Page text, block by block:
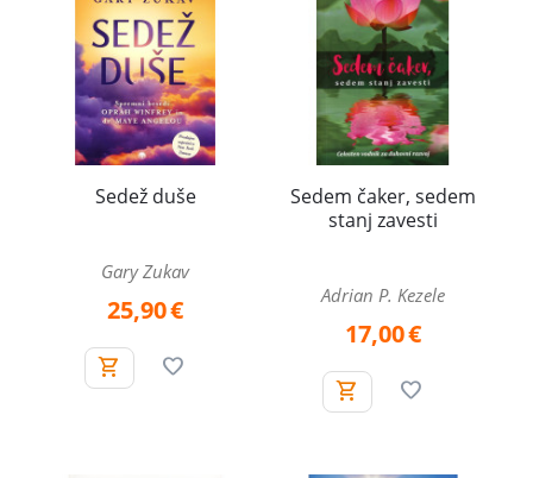
Sedež duše
Gary Zukav
25,90€
Sedem čaker, sedem
stanj zavesti
Adrian P. Kezele
17,00€